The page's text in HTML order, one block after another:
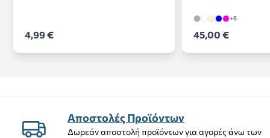
4,99 €
+6
45,00 €
Αποστολές Προϊόντων
Δωρεάν αποστολή προϊόντων για αγορές άνω των